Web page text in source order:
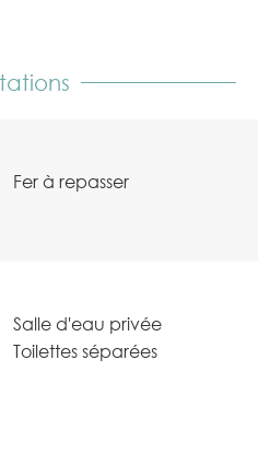
Fer à repasser
Salle d'eau privée
Toilettes séparées